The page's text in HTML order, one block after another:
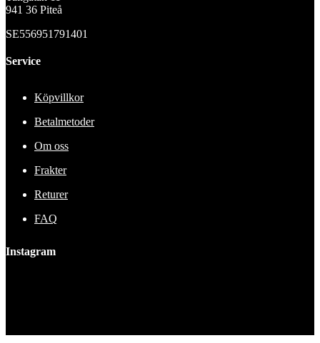
941 36 Piteå
SE556951791401
Service
Köpvillkor
Betalmetoder
Om oss
Frakter
Returer
FAQ
Instagram